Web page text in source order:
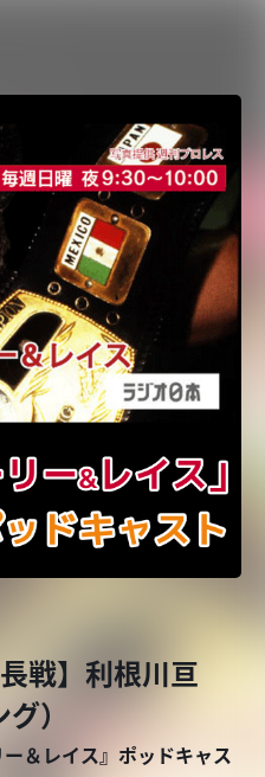
戦】利根川亘
）
＆レイス』ポッドキャス